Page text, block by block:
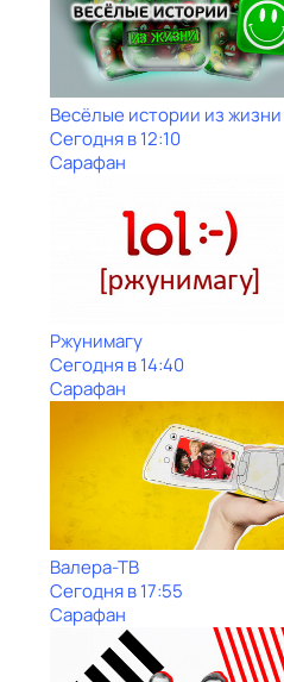
Весёлые истории из жизни
Сегодня в 12:10
Сарафан
Ржунимагу
Сегодня в 14:40
Сарафан
Валера-ТВ
Сегодня в 17:55
Сарафан